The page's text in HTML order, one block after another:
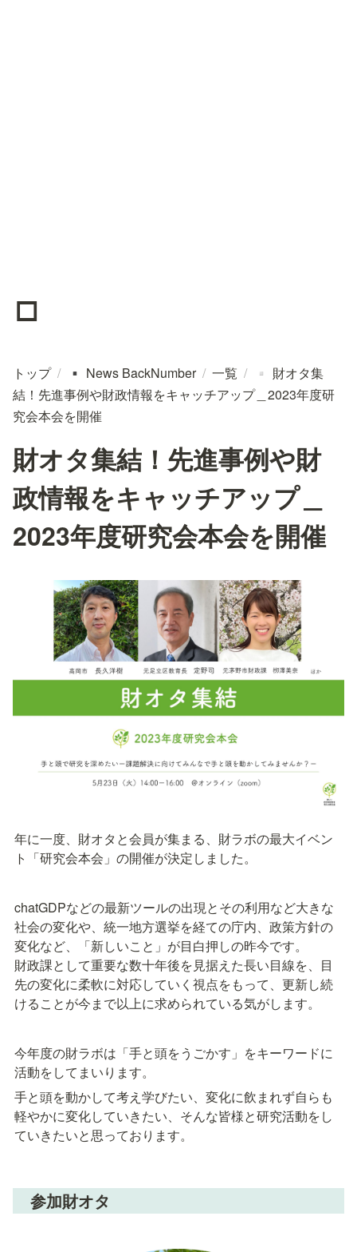
▫️
トップ / ▪️ News BackNumber / 一覧 / ▫️
財オタ集
結！先進事例や財政情報をキャッチアップ＿2023年度研
究会本会を開催
財オタ集結！先進事例や財
政情報をキャッチアップ＿
2023年度研究会本会を開催
年に一度、財オタと会員が集まる、財ラボの最大イベン
ト「研究会本会」の開催が決定しました。
chatGDPなどの最新ツールの出現とその利用など大きな
社会の変化や、統一地方選挙を経ての庁内、政策方針の
変化など、「新しいこと」が目白押しの昨今です。
財政課として重要な数十年後を見据えた長い目線を、目
先の変化に柔軟に対応していく視点をもって、更新し続
けることが今まで以上に求められている気がします。
今年度の財ラボは「手と頭をうごかす」をキーワードに
活動をしてまいります。
手と頭を動かして考え学びたい、変化に飲まれず自らも
軽やかに変化していきたい、そんな皆様と研究活動をし
ていきたいと思っております。
参加財オタ